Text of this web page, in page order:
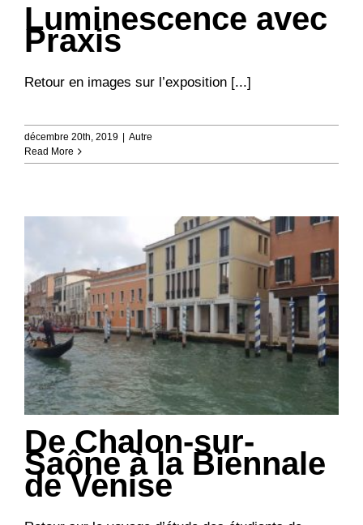
Luminescence avec
Praxis
Retour en images sur l’exposition [...]
décembre 20th, 2019
Autre
Read More
De Chalon-sur-
Saône à la Biennale
de Venise